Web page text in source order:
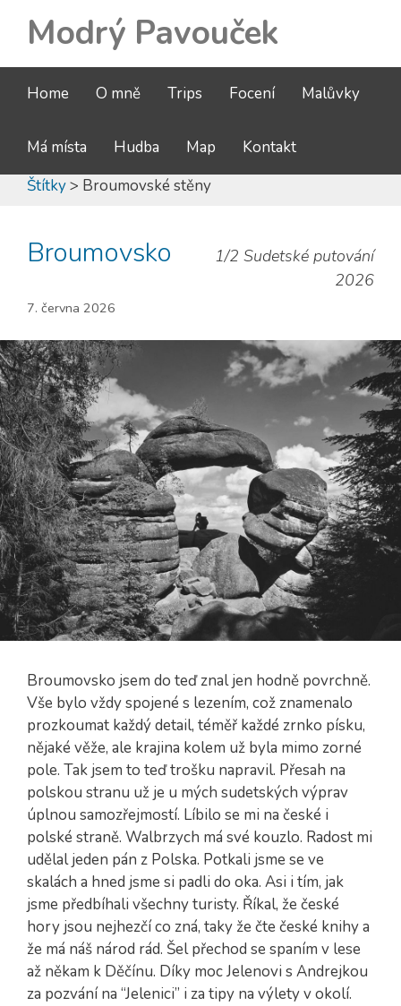
Modrý Pavouček
Home O mně Trips Focení Malůvky
Má místa Hudba Map
Kontakt
Štítky> Broumovské stěny
Broumovsko
1/2 Sudetské putování
2026
7. června 2026
Broumovsko jsem do teď znal jen hodně povrchně.
Vše bylo vždy spojené s lezením, což znamenalo
prozkoumat každý detail, téměř každé zrnko písku,
nějaké věže, ale krajina kolem už byla mimo zorné
pole. Tak jsem to teď trošku napravil. Přesah na
polskou stranu už je u mých sudetských výprav
úplnou samozřejmostí. Líbilo se mi na české i
polské straně. Walbrzych má své kouzlo. Radost mi
udělal jeden pán z Polska. Potkali jsme se ve
skalách a hned jsme si padli do oka. Asi i tím, jak
jsme předbíhali všechny turisty. Říkal, že české
hory jsou nejhezčí co zná, taky že čte české knihy a
že má náš národ rád. Šel přechod se spaním v lese
až někam k Děčínu. Díky moc Jelenovi s Andrejkou
za pozvání na “Jelenici” i za tipy na výlety v okolí.